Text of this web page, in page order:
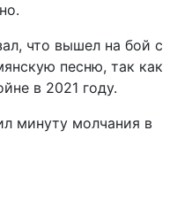
что вышел на бой с
песню, так как
в 2021 году.
минуту молчания в